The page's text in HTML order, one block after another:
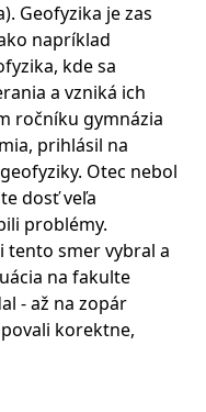
Geofyzika je zas
napríklad
kde sa
a vzniká ich
ročníku gymnázia
prihlásil na
Otec nebol
dosť veľa
problémy.
tento smer vybral a
na fakulte
- až na zopár
korektne,